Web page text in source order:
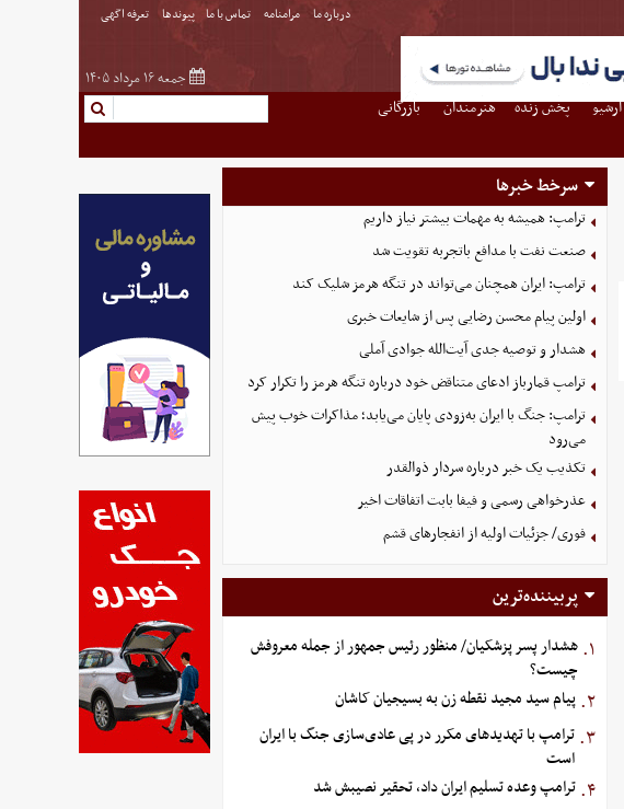
درباره ما مرامنامه تماس با ما پیوندها تعرفه اگهی
جمعه ۱۶ مرداد ۱۴۰۵
آرشیو پخش زنده هنرمندان
بازرگانی
سرخط خبرها
ترامپ: همیشه به مهمات بیشتر نیاز داریم
صنعت نفت با مدافع باتجربه تقویت شد
ترامپ: ایران همچنان می‌تواند در تنگه هرمز شلیک کند
اولین پیام محسن رضایی پس از شایعات خبری
هشدار و توصیه جدی آیت‌الله جوادی آملی
ترامپ قمارباز ادعای متناقض خود درباره تنگه هرمز را تکرار کرد
ترامپ: جنگ با ایران به‌زودی پایان می‌یابد؛ مذاکرات خوب پیش
می‌رود
تکذیب یک خبر درباره سردار ذوالقدر
عذرخواهی رسمی و فیفا بابت اتفاقات اخیر
فوری/ جزئیات اولیه از انفجارهای قشم
پربیننده‌ترین
۱. هشدار پسر پزشکیان/ منظور رئیس جمهور از جمله معروفش
چیست؟
۲. پیام سید مجید نقطه زن به بسیجیان کاشان
۳. ترامپ با تهدیدهای مکرر در پی عادی‌سازی جنگ با ایران
است
۴. ترامپ وعده تسلیم ایران داد، تحقیر نصیبش شد